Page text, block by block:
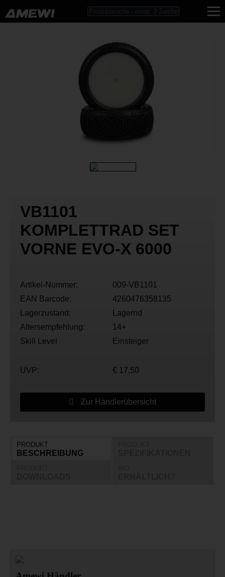
VB1101
KOMPLETTRAD SET
VORNE EVO-X 6000
Artikel-Nummer:
009-VB1101
EAN Barcode:
4260476358135
Lagerzustand:
Lagernd
Altersempfehlung:
14+
Skill Level
Einsteiger
UVP: € 17,50
Zur Händlerübersicht
PRODUKT
BESCHREIBUNG